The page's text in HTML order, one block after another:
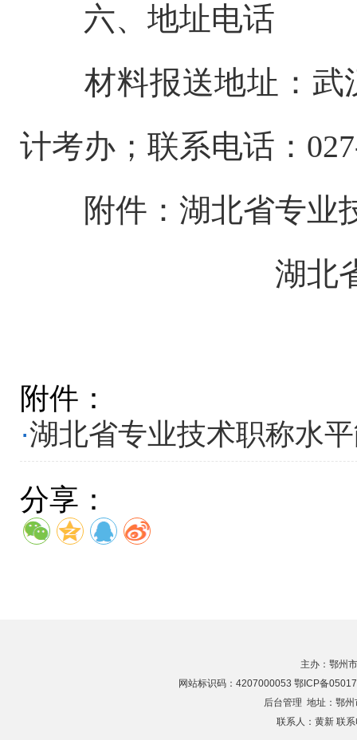
六、地址电话
材料报送地址：武
计考办；联系电话：
附件：湖北省专业
湖北
附件：
·湖北省专业技术职称水
分享：
主办：鄂州
网站标识码：4207000053 鄂ICP备
后台管理 地址：鄂
联系人：黄新 联